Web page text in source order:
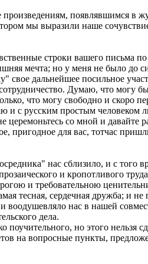
появлявшимся в
мы выразили наше
строки вашего письма по
мечта; но у меня не было до
дальнейшее посильное
Думаю, что могу
что могу свободно и скоро
и с русским простым
церемоньтесь со мной и
пригодное для вас, тотчас
нас сблизило, и с того
и кропотливого
и требовательною
тесная, сердечная дружба; и
нас в нашей
дела.
но этого нельзя
на вопросные пункты,